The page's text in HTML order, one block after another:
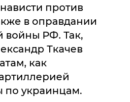
против
в оправдании
войны РФ. Так,
Ткачев
как
по украинцам.